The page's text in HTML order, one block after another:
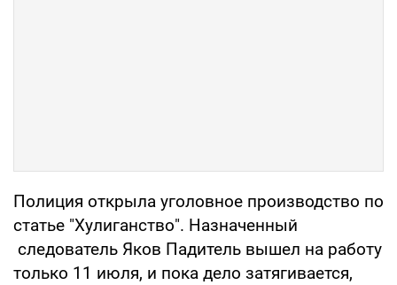
Полиция открыла уголовное производство по
статье "Хулиганство". Назначенный
следователь Яков Падитель вышел на работу
только 11 июля, и пока дело затягивается,